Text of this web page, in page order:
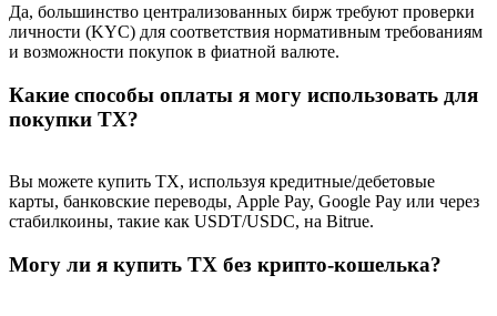
Да, большинство централизованных бирж требуют проверки
личности (KYC) для соответствия нормативным требованиям
и возможности покупок в фиатной валюте.
Какие способы оплаты я могу использовать для
покупки TX?
Вы можете купить TX, используя кредитные/дебетовые
карты, банковские переводы, Apple Pay, Google Pay или через
стабилкоины, такие как USDT/USDC, на Bitrue.
Могу ли я купить TX без крипто-кошелька?